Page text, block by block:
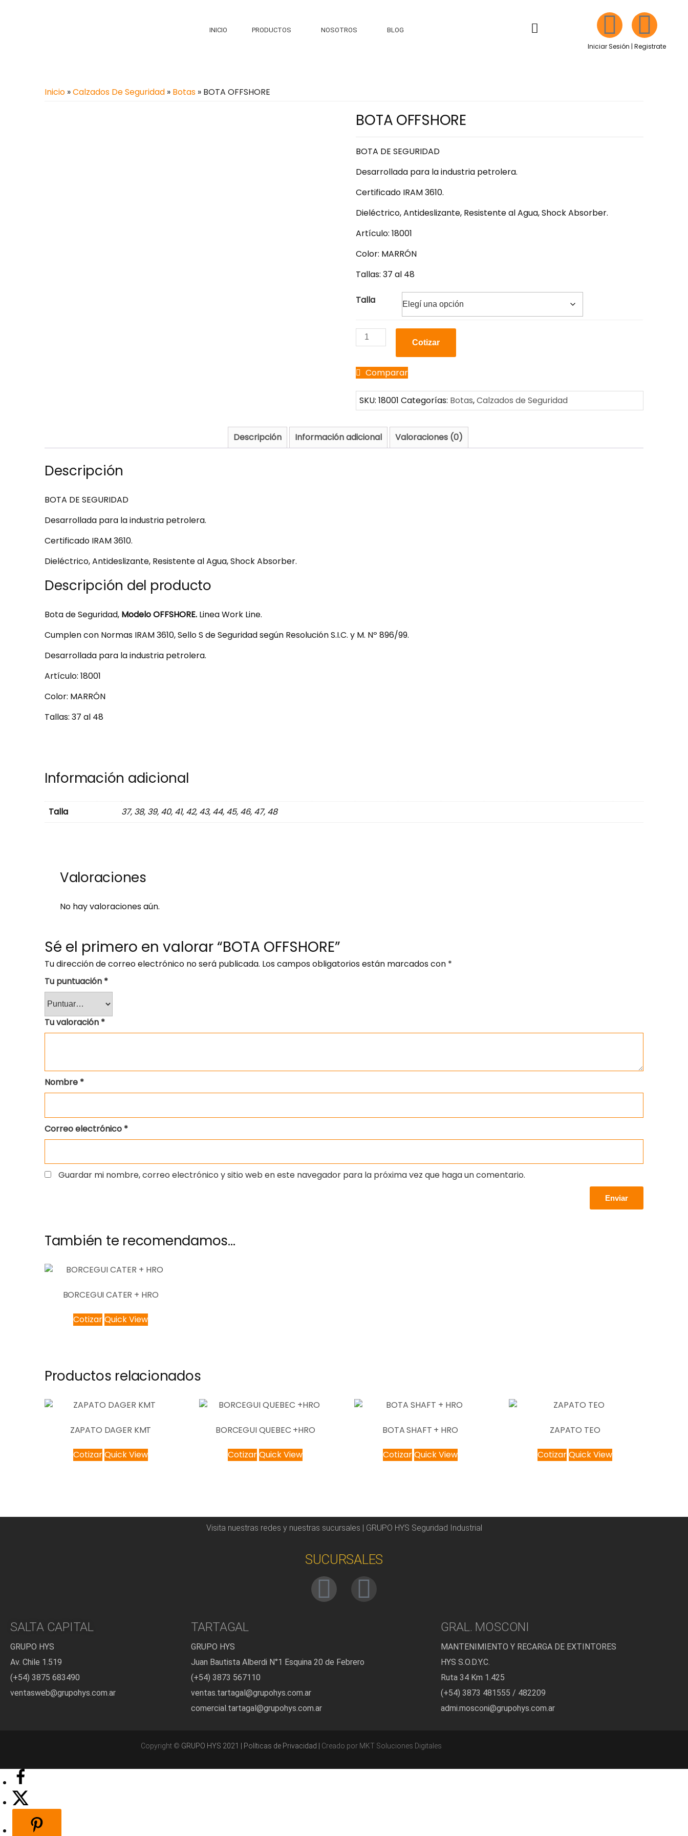
INICIO PRODUCTOS NOSOTROS BLOG
Iniciar Sesión | Registrate
Inicio »Calzados De Seguridad » Botas » BOTA OFFSHORE
BOTA OFFSHORE
BOTA DE SEGURIDAD
Desarrollada para la industria petrolera.
Certificado IRAM 3610.
Dieléctrico, Antideslizante, Resistente al Agua, Shock Absorber.
Artículo: 18001
Color: MARRÓN
Tallas: 37 al 48
Talla
Cotizar
Comparar
SKU:18001 Categorías: Botas,Calzados de Seguridad
Descripción Información adicional Valoraciones (0)
Descripción
BOTA DE SEGURIDAD
Desarrollada para la industria petrolera.
Certificado IRAM 3610.
Dieléctrico, Antideslizante, Resistente al Agua, Shock Absorber.
Descripción del producto
Bota de Seguridad, Modelo OFFSHORE. Linea Work Line.
Cumplen con Normas IRAM 3610, Sello S de Seguridad según Resolución S.I.C. y M. Nº 896/99.
Desarrollada para la industria petrolera.
Artículo: 18001
Color: MARRÓN
Tallas: 37 al 48
Información adicional
Talla 37, 38, 39, 40, 41, 42, 43, 44, 45, 46, 47, 48
Valoraciones
No hay valoraciones aún.
Sé el primero en valorar “BOTA OFFSHORE”
Tu dirección de correo electrónico no será publicada. Los campos obligatorios están marcados con *
Tu puntuación *
Tu valoración *
Nombre *
Correo electrónico *
Guardar mi nombre, correo electrónico y sitio web en este navegador para la próxima vez que haga un comentario.
También te recomendamos…
BORCEGUI CATER + HRO
CotizarQuick View
Productos relacionados
ZAPATO DAGER KMT
CotizarQuick View
BORCEGUI QUEBEC +HRO
CotizarQuick View
BOTA SHAFT + HRO
CotizarQuick View
ZAPATO TEO
CotizarQuick View
Visita nuestras redes y nuestras sucursales | GRUPO HYS Seguridad Industrial
SUCURSALES
SALTA CAPITAL
GRUPO HYS
Av. Chile 1.519
(+54) 3875 683490
ventasweb@grupohys.com.ar
TARTAGAL
GRUPO HYS
Juan Bautista Alberdi N°1 Esquina 20 de Febrero
(+54) 3873 567110
ventas.tartagal@grupohys.com.ar
comercial.tartagal@grupohys.com.ar
GRAL. MOSCONI
MANTENIMIENTO Y RECARGA DE EXTINTORES
HYS S.O.D.Y.C.
Ruta 34 Km 1.425
(+54) 3873 481555 / 482209
admi.mosconi@grupohys.com.ar
Copyright © GRUPO HYS 2021 | Políticas de Privacidad | Creado por MKT Soluciones Digitales